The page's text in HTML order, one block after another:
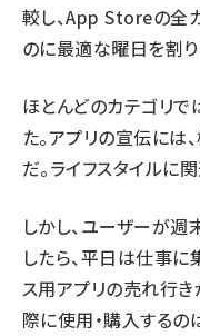
較し、App Storeの全
のに最適な曜日を割り
ほとんどのカテゴリ
た。アプリの宣伝には
だ。ライフスタイルに
しかし、ユーザーが
したら、平日は仕事に
ス用アプリの売れ行
際に使用・購入するの